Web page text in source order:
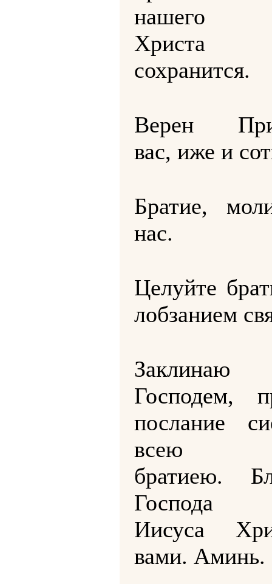
нашего
сохранится.
Верен
вас, иже и
Братие,
нас.
Целуйте
лобзанием
Господем,
послание
всею
братиею.
Господа
Иисуса
вами. Аминь.